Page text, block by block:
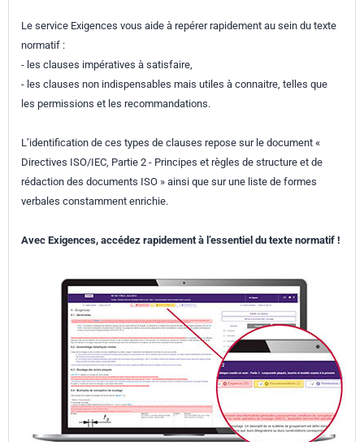
Le service Exigences vous aide à repérer rapidement au sein du texte
normatif :
- les clauses impératives à satisfaire,
- les clauses non indispensables mais utiles à connaitre, telles que
les permissions et les recommandations.
L’identification de ces types de clauses repose sur le document «
Directives ISO/IEC, Partie 2 - Principes et règles de structure et de
rédaction des documents ISO » ainsi que sur une liste de formes
verbales constamment enrichie.
Avec Exigences, accédez rapidement à l’essentiel du texte normatif !